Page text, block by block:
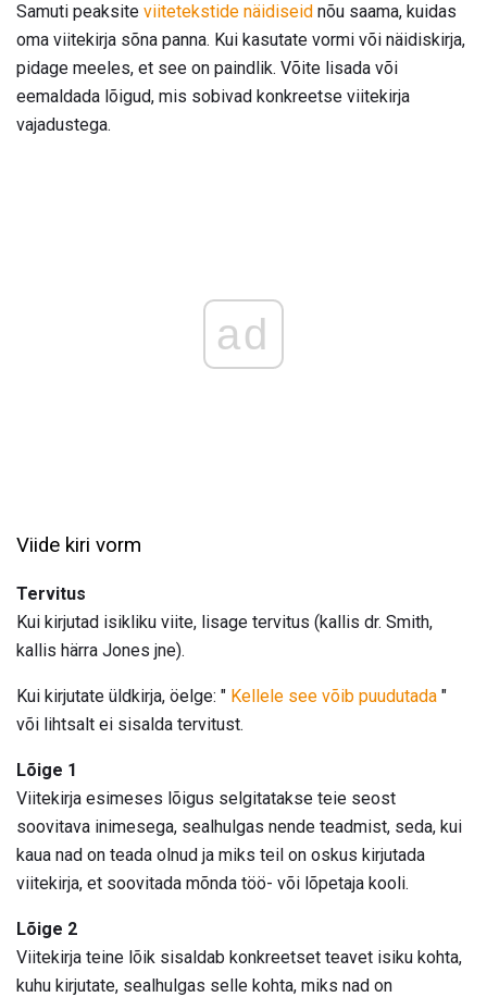
Samuti peaksite viitetekstide näidiseid nõu saama, kuidas
oma viitekirja sõna panna. Kui kasutate vormi või näidiskirja,
pidage meeles, et see on paindlik. Võite lisada või
eemaldada lõigud, mis sobivad konkreetse viitekirja
vajadustega.
ad
Viide kiri vorm
Tervitus
Kui kirjutad isikliku viite, lisage tervitus (kallis dr. Smith,
kallis härra Jones jne).
Kui kirjutate üldkirja, öelge: " Kellele see võib puudutada "
või lihtsalt ei sisalda tervitust.
Lõige 1
Viitekirja esimeses lõigus selgitatakse teie seost
soovitava inimesega, sealhulgas nende teadmist, seda, kui
kaua nad on teada olnud ja miks teil on oskus kirjutada
viitekirja, et soovitada mõnda töö- või lõpetaja kooli.
Lõige 2
Viitekirja teine ​​lõik sisaldab konkreetset teavet isiku kohta,
kuhu kirjutate, sealhulgas selle kohta, miks nad on